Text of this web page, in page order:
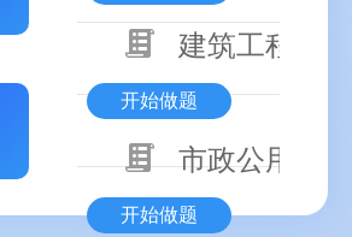
建筑工程技术
开始做题
市政公用工
开始做题